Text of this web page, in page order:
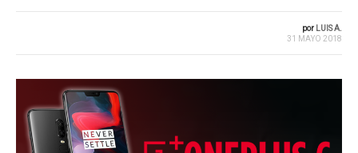
por LUIS A.
31 MAYO 2018